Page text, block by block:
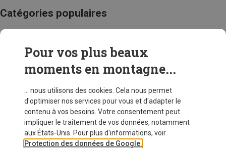
Catégories populaires
CRAMPONS
Pour vos plus beaux
moments en montagne...
... nous utilisons des cookies. Cela nous permet
d'optimiser nos services pour vous et d'adapter le
contenu à vos besoins. Votre consentement peut
impliquer le traitement de vos données, notamment
aux États-Unis. Pour plus d'informations, voir
Protection des données de Google.